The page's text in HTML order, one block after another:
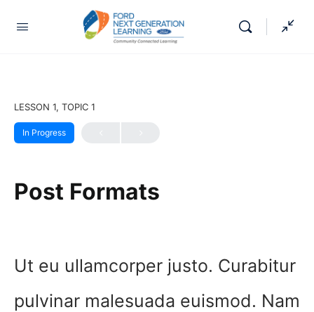
LESSON 1, TOPIC 1
In Progress
Post Formats
Ut eu ullamcorper justo. Curabitur
pulvinar malesuada euismod. Nam